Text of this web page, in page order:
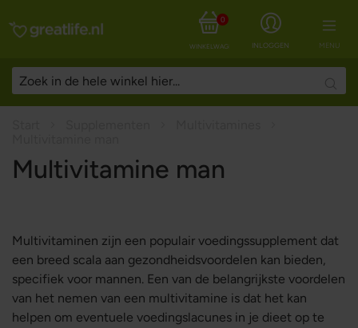
MENU
INLOGGEN
WINKELWAGEN
0
Multivitamine man
Multivitaminen zijn een populair voedingssupplement dat
een breed scala aan gezondheidsvoordelen kan bieden,
specifiek voor mannen. Een van de belangrijkste voordelen
van het nemen van een multivitamine is dat het kan
helpen om eventuele voedingslacunes in je dieet op te